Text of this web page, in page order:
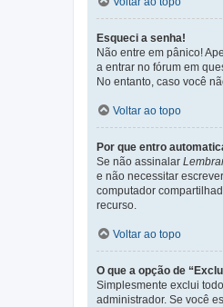
Esqueci a senha!
Não entre em pânico!
a entrar no fórum em
No entanto, caso você
Voltar ao topo
Por que entro
Se não assinalar
e não necessitar
computador
recurso.
Voltar ao topo
O que a opção de
Simplesmente exclui
administrador. Se você